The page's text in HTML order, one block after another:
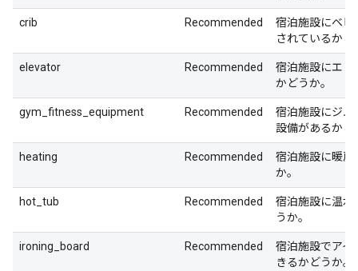
crib Recommended
宿泊施設にベビ
されているかど
elevator Recommended
宿泊施設にエレ
かどうか。
gym_fitness_equipment Recommended
宿泊施設にジム
設備があるかど
heating Recommended
宿泊施設に暖房
か。
hot_tub Recommended
宿泊施設に温水
うか。
ironing_board Recommended
宿泊施設でアイ
きるかどうか。